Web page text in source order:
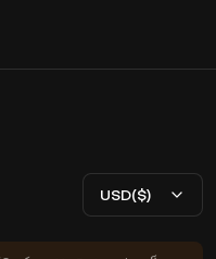
USD($)